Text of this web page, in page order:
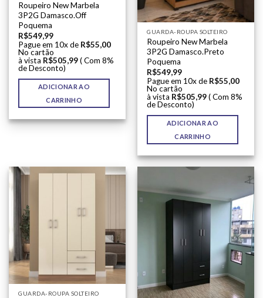
Roupeiro New Marbela
3P2G Damasco.Off
Poquema
R$549,99
Pague em 10x de R$55,00
No cartão
à vista R$505,99( Com 8%
de Desconto)
ADICIONAR AO
CARRINHO
GUARDA-ROUPA SOLTEIRO
Roupeiro New Marbela
3P2G Damasco.Preto
Poquema
R$549,99
Pague em 10x de R$55,00
No cartão
à vista R$505,99( Com 8%
de Desconto)
ADICIONAR AO
CARRINHO
GUARDA-ROUPA SOLTEIRO